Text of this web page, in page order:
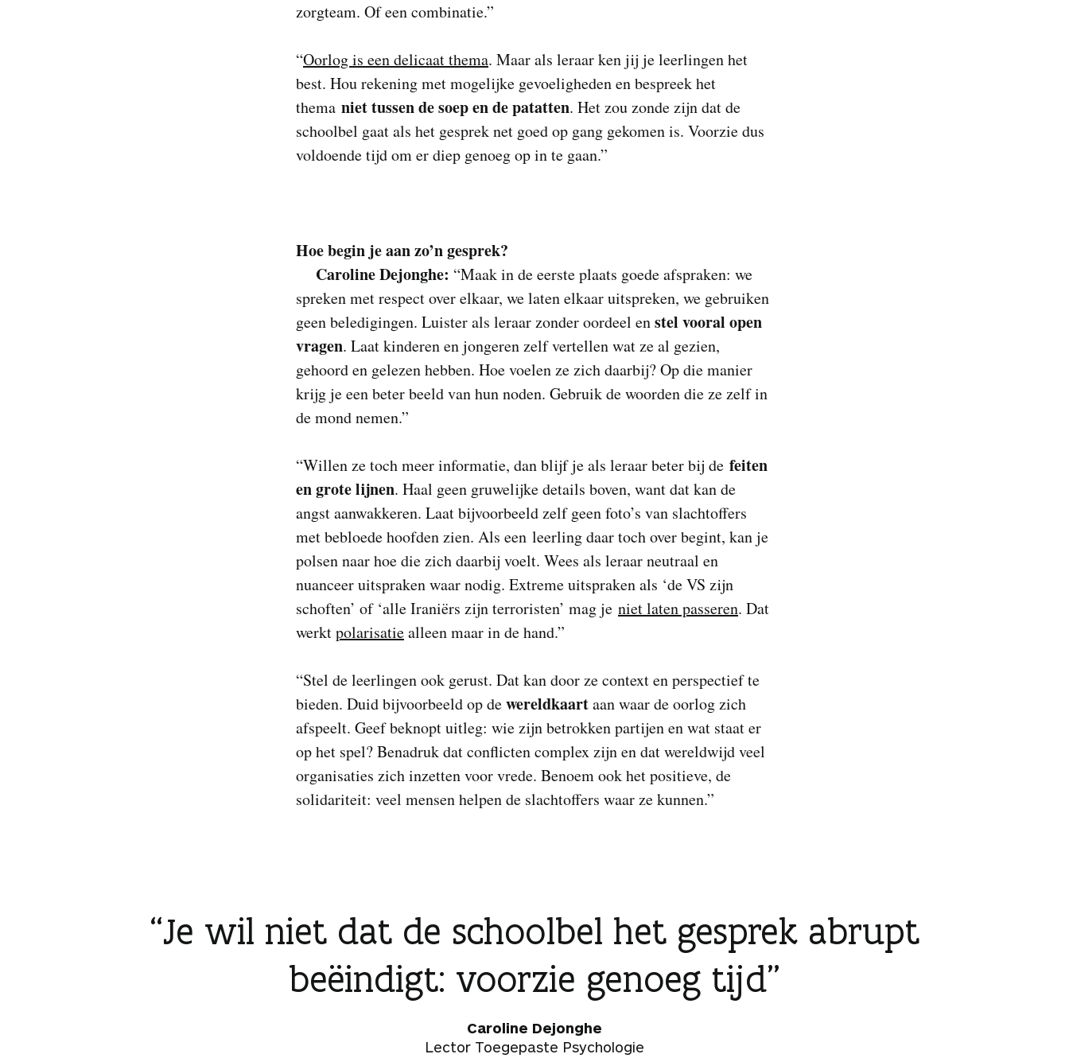
zorgteam. Of een combinatie.”
“Oorlog is een delicaat thema. Maar als leraar ken jij je leerlingen het
best. Hou rekening met mogelijke gevoeligheden en bespreek het
thema niet tussen de soep en de patatten. Het zou zonde zijn dat de
schoolbel gaat als het gesprek net goed op gang gekomen is. Voorzie dus
voldoende tijd om er diep genoeg op in te gaan.”
Hoe begin je aan zo’n gesprek?
Caroline Dejonghe: “Maak in de eerste plaats goede afspraken: we
spreken met respect over elkaar, we laten elkaar uitspreken, we gebruiken
geen beledigingen. Luister als leraar zonder oordeel enstel vooral open
vragen. Laat kinderen en jongeren zelf vertellen wat ze al gezien,
gehoord en gelezen hebben. Hoe voelen ze zich daarbij? Op die manier
krijg je een beter beeld van hun noden. Gebruik de woorden die ze zelf in
de mond nemen.”
“Willen ze toch meer informatie, dan blijf je als leraar beter bij de feiten
en grote lijnen. Haal geen gruwelijke details boven, want dat kan de
angst aanwakkeren. Laat bijvoorbeeld zelf geen foto’s van slachtoffers
met bebloede hoofden zien. Als een leerling daar toch over begint, kan je
polsen naar hoe die zich daarbij voelt. Wees als leraar neutraal en
nuanceer uitspraken waar nodig. Extreme uitspraken als ‘de VS zijn
schoften’ of ‘alle Iraniërs zijn terroristen’ mag je niet laten passeren. Dat
werktpolarisatiealleen maar in de hand.”
“Stel de leerlingen ook gerust. Dat kan door ze context en perspectief te
bieden. Duid bijvoorbeeld op dewereldkaartaan waar de oorlog zich
afspeelt. Geef beknopt uitleg: wie zijn betrokken partijen en wat staat er
op het spel? Benadruk dat conflicten complex zijn en dat wereldwijd veel
organisaties zich inzetten voor vrede. Benoem ook het positieve, de
solidariteit: veel mensen helpen de slachtoffers waar ze kunnen.”
Je wil niet dat de schoolbel het gesprek abrupt
beëindigt: voorzie genoeg tijd
Caroline Dejonghe
Lector Toegepaste Psychologie